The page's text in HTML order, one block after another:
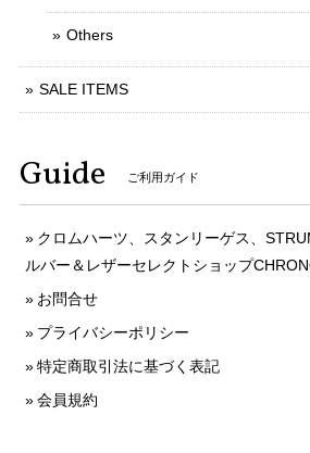
Others
SALE ITEMS
Guide ご利用ガイド
クロムハーツ、スタンリーゲス、
ルバー＆レザーセレクトショップ
お問合せ
プライバシーポリシー
特定商取引法に基づく表記
会員規約